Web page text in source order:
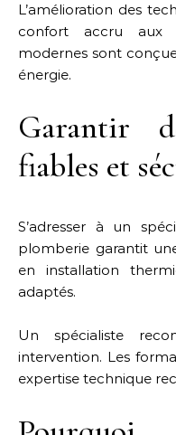
L’amélioration des
confort accru aux
modernes sont
énergie.
Garantir
fiables et
S’adresser à un
plomberie garantit
en installation
adaptés.
Un spécialiste
intervention. Les
expertise technique